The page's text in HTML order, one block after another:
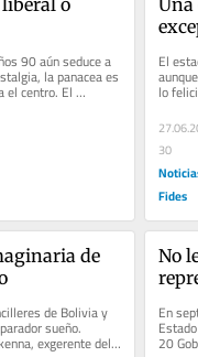
90 aún seduce a
la panacea es
el centro. El
El
lo
30
Fides
de
de Bolivia y
sueño.
exgerente del
No
En
20